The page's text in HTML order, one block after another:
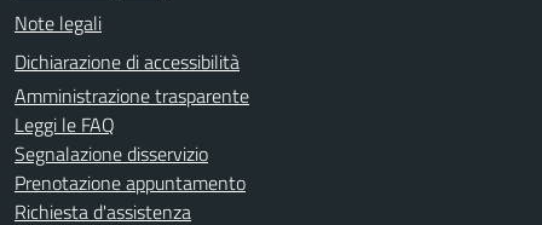
Note legali
Dichiarazione di accessibilità
Amministrazione trasparente
Leggi le FAQ
Segnalazione disservizio
Prenotazione appuntamento
Richiesta d'assistenza